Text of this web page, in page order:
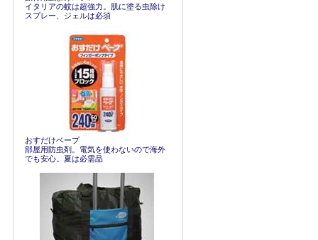
イタリアの蚊は超強力。肌に塗る虫除け
スプレー、ジェルは必須
おすだけベープ
部屋用防虫剤。電気を使わないので海外
でも安心。夏は必需品